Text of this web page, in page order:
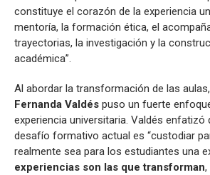
constituye el corazón de la experiencia
mentoría, la formación ética, el
trayectorias, la investigación y la
académica”.
Al abordar la transformación de las
Fernanda Valdés puso un fuerte
experiencia universitaria. Valdés enfatizó
desafío formativo actual es “custodiar
realmente sea para los estudiantes una
experiencias son las que transforman,